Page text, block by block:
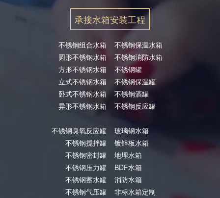
承接水箱安装工程
不锈钢组合水箱
圆形不锈钢水箱
方形不锈钢水箱
立式不锈钢水箱
卧式不锈钢水箱
异形不锈钢水箱
不锈钢臭氧反应罐
不锈钢搅拌罐
不锈钢密封罐
不锈钢压力罐
不锈钢蓄水罐
不锈钢气压罐
不锈钢保温水箱
不锈钢消防水箱
不锈钢罐
不锈钢保温罐
不锈钢酒罐
不锈钢反应罐
玻璃钢水箱
镀锌板水箱
地埋水箱
BDF水箱
消防水箱
非标水箱定制